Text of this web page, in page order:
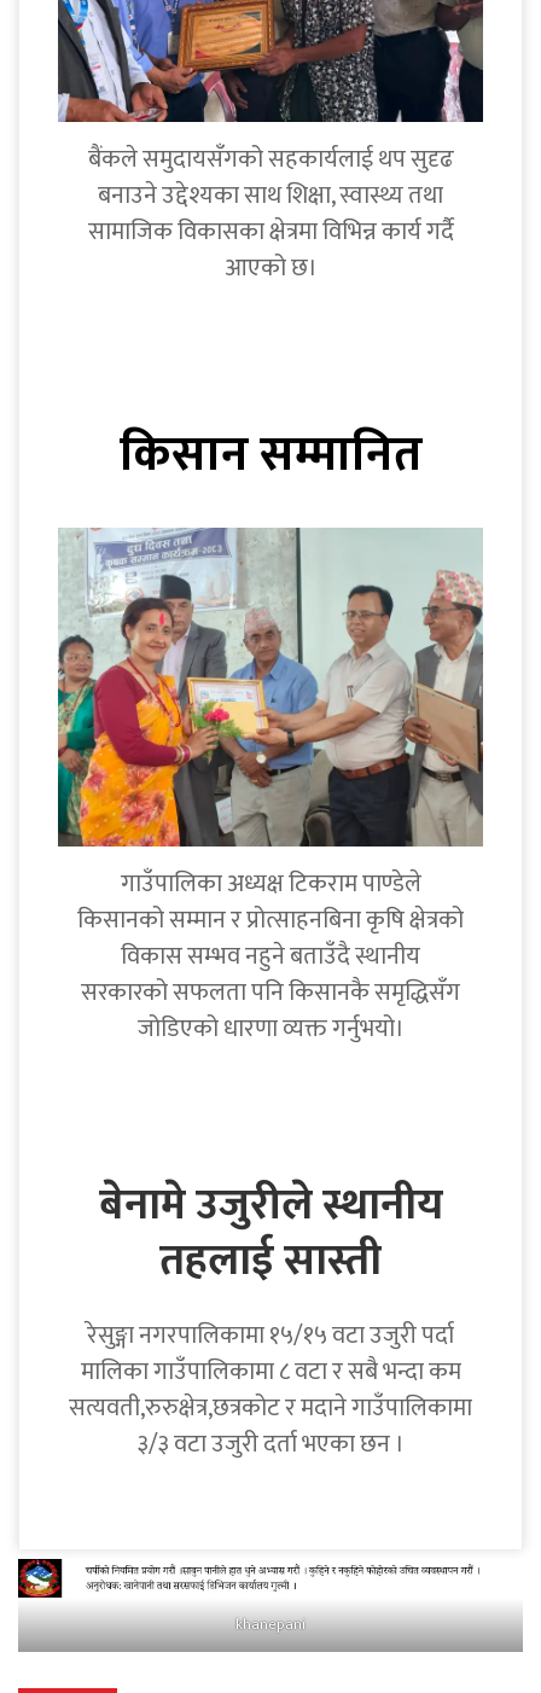
बैंकले समुदायसँगको सहकार्यलाई थप सुदृढ
बनाउने उद्देश्यका साथ शिक्षा, स्वास्थ्य तथा
सामाजिक विकासका क्षेत्रमा विभिन्न कार्य गर्दै
आएको छ।
किसान सम्मानित
गाउँपालिका अध्यक्ष टिकराम पाण्डेले
किसानको सम्मान र प्रोत्साहनबिना कृषि क्षेत्रको
विकास सम्भव नहुने बताउँदै स्थानीय
सरकारको सफलता पनि किसानकै समृद्धिसँग
जोडिएको धारणा व्यक्त गर्नुभयो।
बेनामे उजुरीले स्थानीय
तहलाई सास्ती
रेसुङ्गा नगरपालिकामा १५/१५ वटा उजुरी पर्दा
मालिका गाउँपालिकामा ८ वटा र सबै भन्दा कम
सत्यवती,रुरुक्षेत्र,छत्रकोट र मदाने गाउँपालिकामा
३/३ वटा उजुरी दर्ता भएका छन ।
khanepani